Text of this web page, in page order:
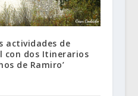
actividades de
con dos Itinerarios
de Ramiro’